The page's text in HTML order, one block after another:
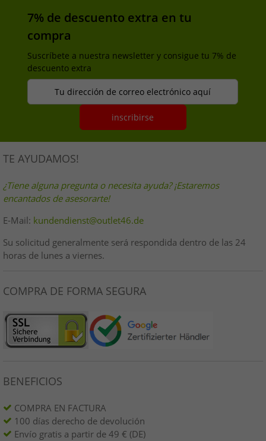
7% de descuento extra en tu
compra
Suscríbete a nuestra newsletter y consigue tu 7% de
descuento extra
Tu dirección de correo electrónico aquí
inscribirse
TE AYUDAMOS!
¿Tiene alguna pregunta o necesita ayuda? ¡Estaremos
encantados de asesorarte!
E-Mail: kundendienst@outlet46.de
Su solicitud generalmente será respondida dentro de las 24
horas de lunes a viernes.
COMPRA DE FORMA SEGURA
BENEFICIOS
COMPRA EN FACTURA
100 días derecho de devolución
Envío gratis a partir de 49 € (DE)